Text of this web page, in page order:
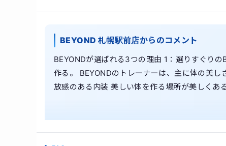
BEYOND 札幌駅前店からのコメント
BEYONDが選ばれる3つの理由 1：選りすぐり
作る。 BEYONDのトレーナーは、主に体の美
放感のある内装 美しい体を作る場所が美しくあ
れたシンプルかつ上品な内装はお客様からご